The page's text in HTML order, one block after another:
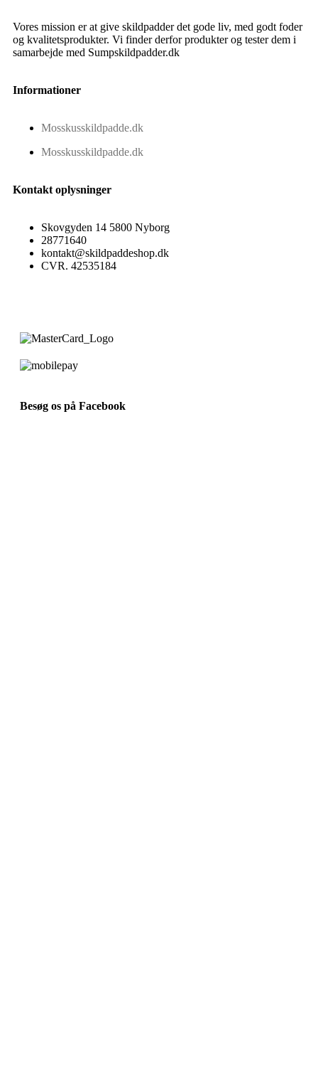
Vores mission er at give skildpadder det gode liv, med godt foder
og kvalitetsprodukter. Vi finder derfor produkter og tester dem i
samarbejde med Sumpskildpadder.dk
Informationer
Mosskusskildpadde.dk
Mosskusskildpadde.dk
Kontakt oplysninger
Skovgyden 14 5800 Nyborg
28771640
kontakt@skildpaddeshop.dk
CVR. 42535184
Besøg os på Facebook